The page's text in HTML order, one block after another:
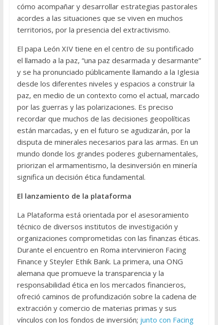
cómo acompañar y desarrollar estrategias pastorales
acordes a las situaciones que se viven en muchos
territorios, por la presencia del extractivismo.
El papa León XIV tiene en el centro de su pontificado
el llamado a la paz, “una paz desarmada y desarmante”
y se ha pronunciado públicamente llamando a la Iglesia
desde los diferentes niveles y espacios a construir la
paz, en medio de un contexto como el actual, marcado
por las guerras y las polarizaciones. Es preciso
recordar que muchos de las decisiones geopolíticas
están marcadas, y en el futuro se agudizarán, por la
disputa de minerales necesarios para las armas. En un
mundo donde los grandes poderes gubernamentales,
priorizan el armamentismo, la desinversión en minería
significa un decisión ética fundamental.
El lanzamiento de la plataforma
La Plataforma está orientada por el asesoramiento
técnico de diversos institutos de investigación y
organizaciones comprometidas con las finanzas éticas.
Durante el encuentro en Roma intervinieron Facing
Finance y Steyler Ethik Bank. La primera, una ONG
alemana que promueve la transparencia y la
responsabilidad ética en los mercados financieros,
ofreció caminos de profundización sobre la cadena de
extracción y comercio de materias primas y sus
vínculos con los fondos de inversión; junto con Facing